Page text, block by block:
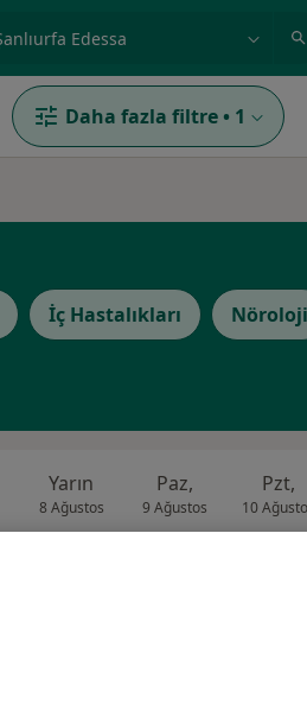
Daha fazla filtre • 1
İç Hastalıkları Nöroloji
Yarın
8 Ağustos
Paz,
9 Ağustos
Pzt,
10